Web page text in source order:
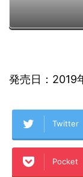
発売日：2019
Twitter
Pocket